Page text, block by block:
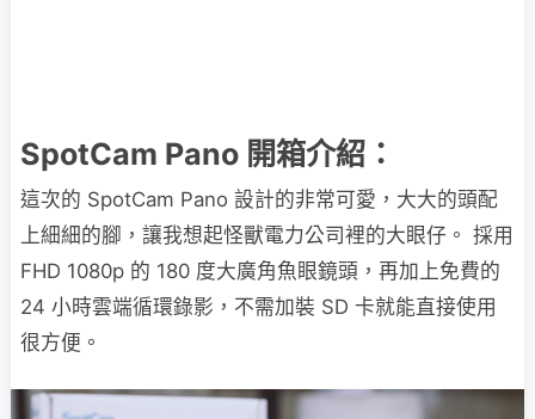
SpotCam Pano 開箱介紹：
這次的 SpotCam Pano 設計的非常可愛，大大的頭配
上細細的腳，讓我想起怪獸電力公司裡的大眼仔。 採用
FHD 1080p 的 180 度大廣角魚眼鏡頭，再加上免費的
24 小時雲端循環錄影，不需加裝 SD 卡就能直接使用
很方便。